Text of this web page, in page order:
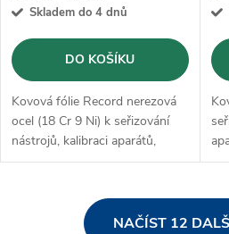
Skladem do 4 dnů
DO KOŠÍKU
Kovová fólie Record nerezová
ocel (18 Cr 9 Ni) k seřizování
nástrojů, kalibraci aparátů,
vyrovnání tolerancí, podložení
nastavení vůle uskladnění
NAČÍST 12